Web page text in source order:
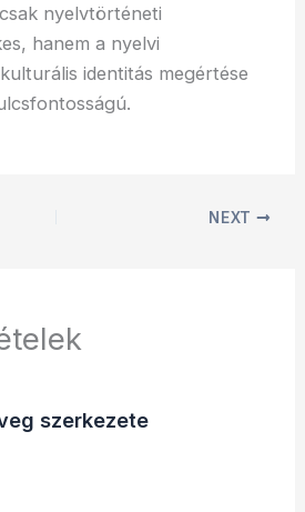
nyelvtörténeti
hanem a nyelvi
identitás megértése
NEXT
szerkezete